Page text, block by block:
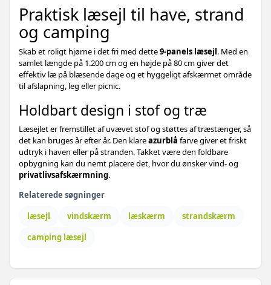
Praktisk læsejl til have, strand
og camping
Skab et roligt hjørne i det fri med dette9-panels læsejl. Med en
samlet længde på 1.200 cm og en højde på 80 cm giver det
effektiv læ på blæsende dage og et hyggeligt afskærmet område
til afslapning, leg eller picnic.
Holdbart design i stof og træ
Læsejlet er fremstillet af uvævet stof og støttes af træstænger, så
det kan bruges år efter år. Den klareazurblå farve giver et friskt
udtryk i haven eller på stranden. Takket være den foldbare
opbygning kan du nemt placere det, hvor du ønsker vind- og
privatlivsafskærmning.
Relaterede søgninger
læsejl
vindskærm læskærm
strandskærm
camping læsejl
Sort - 400 x 80 cm - 1 stk 579,-
Gråbrun - 1200 x 120 cm - 1 stk
Grøn - 600 x 120 cm - 1 stk
648,-
609,-
Gråbrun - 800 x 120 cm - 1 stk 619,-
Gråbrun - 400 x 160 cm - 1 stk
670,-
629,-
Gråbrun - 600 x 160 cm - 1 stk
Antracitgrå - 600 x 160 cm - 1 stk
1.014,-
Antracitgrå - 600 x 120 cm - 1 stk 699,-